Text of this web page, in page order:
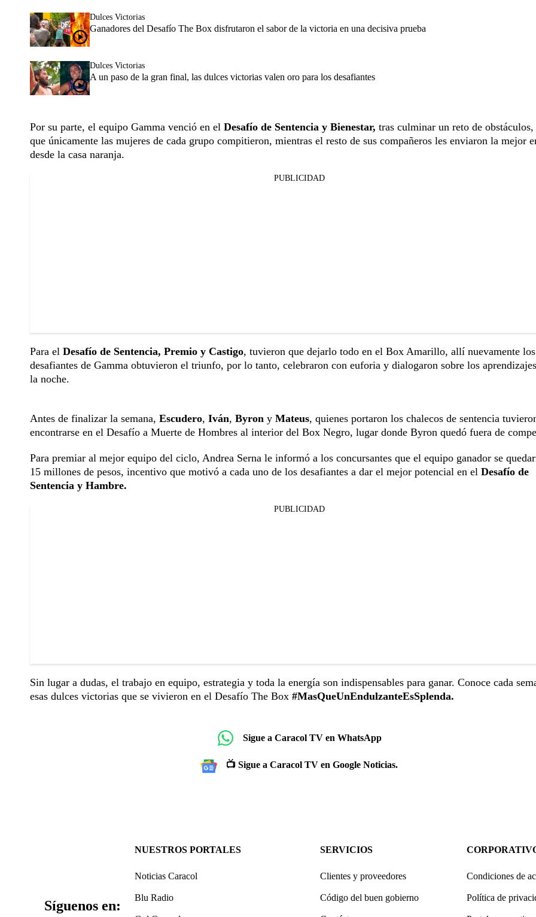
Dulces Victorias
Ganadores del Desafío The Box disfrutaron el sabor de la victoria en una decisiva prueba
Dulces Victorias
A un paso de la gran final, las dulces victorias valen oro para los desafiantes
Por su parte, el equipo Gamma venció en el Desafío de Sentencia y Bienestar, tras culminar un reto de
que únicamente las mujeres de cada grupo compitieron, mientras el resto de sus compañeros les enviaron la mejor
desde la casa naranja.
PUBLICIDAD
Para el Desafío de Sentencia, Premio y Castigo, tuvieron que dejarlo todo en el Box Amarillo, allí nuevamente los
desafiantes de Gamma obtuvieron el triunfo, por lo tanto, celebraron con euforia y dialogaron sobre los
la noche.
Antes de finalizar la semana, Escudero, Iván, Byron y Mateus, quienes portaron los chalecos de sentencia
encontrarse en el Desafío a Muerte de Hombres al interior del Box Negro, lugar donde Byron quedó fuera de
Para premiar al mejor equipo del ciclo, Andrea Serna le informó a los concursantes que el equipo ganador se
15 millones de pesos, incentivo que motivó a cada uno de los desafiantes a dar el mejor potencial en el Desafío de
Sentencia y Hambre.
PUBLICIDAD
Sin lugar a dudas, el trabajo en equipo, estrategia y toda la energía son indispensables para ganar. Conoce cada
esas dulces victorias que se vivieron en el Desafío The Box #MasQueUnEndulzanteEsSplenda.
Sigue a Caracol TV en WhatsApp
📺 Sigue a Caracol TV en Google Noticias.
Síguenos en:
NUESTROS PORTALES
Noticias Caracol
Blu Radio
SERVICIOS
Clientes y proveedores
Código del buen gobierno
Condiciones de
Política de